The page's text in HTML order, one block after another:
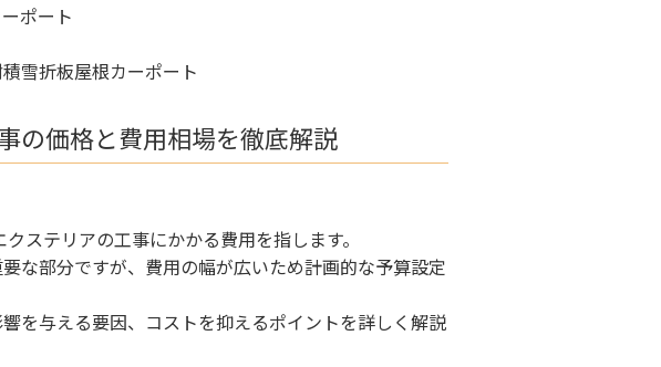
ポート
雪折板屋根カーポート
の価格と費用相場を徹底解説
ステリアの工事にかかる費用を指します。
な部分ですが、費用の幅が広いため計画的な予算設定
を与える要因、コストを抑えるポイントを詳しく解説